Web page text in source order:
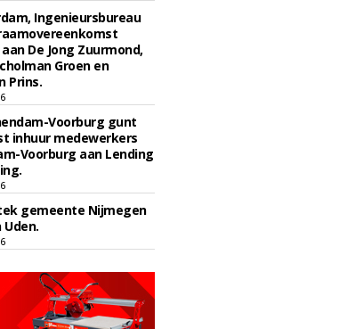
Ingenieursbureau
De Jong Zuurmond,
Groen en
Prins.
Voorburg gunt
inhuur medewerkers
Voorburg aan Lending
gemeente Nijmegen
Uden.